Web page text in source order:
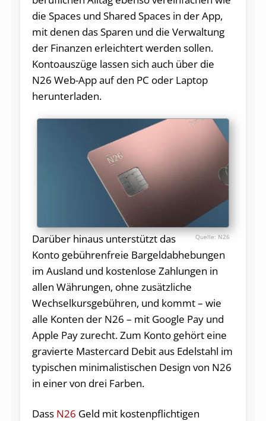
die Spaces und Shared Spaces in der App,
mit denen das Sparen und die Verwaltung
der Finanzen erleichtert werden sollen.
Kontoauszüge lassen sich auch über die
N26 Web-App auf den PC oder Laptop
herunterladen.
N26
Darüber hinaus unterstützt das
Konto gebührenfreie Bargeldabhebungen
im Ausland und kostenlose Zahlungen in
allen Währungen, ohne zusätzliche
Wechselkursgebühren, und kommt – wie
alle Konten der N26 – mit Google Pay und
Apple Pay zurecht. Zum Konto gehört eine
gravierte Mastercard Debit aus Edelstahl im
typischen minimalistischen Design von N26
in einer von drei Farben.
Dass N26 Geld mit kostenpflichtigen